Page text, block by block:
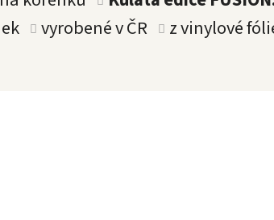
vyrobené v ČR z vinylové